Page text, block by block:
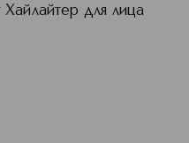
для лица